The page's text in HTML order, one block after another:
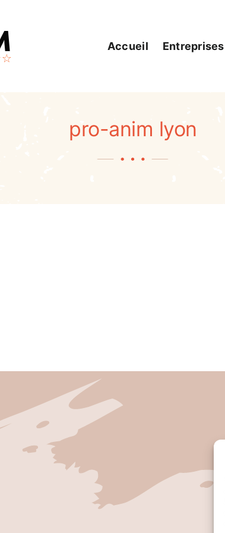
Accueil Entreprises
pro-anim lyon